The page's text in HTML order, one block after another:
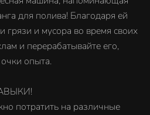
для полива! Благодаря ей
грязи и мусора во время своих
и перерабатывайте его,
опыта.
потратить на различные